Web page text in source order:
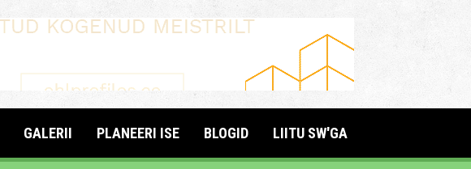
GALERII PLANEERI ISE BLOGID LIITU SW'GA